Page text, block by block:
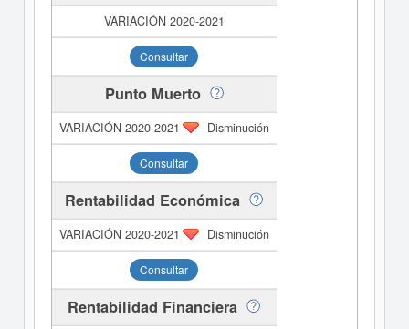
Consultar
Punto Muerto
Disminución
Consultar
Rentabilidad Económica
Disminución
Consultar
Rentabilidad Financiera